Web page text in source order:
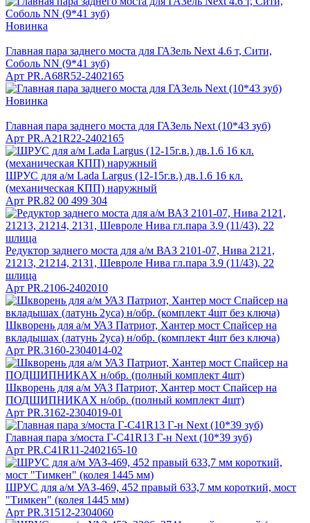
Новинка
Главная пара заднего моста для ГАЗель Next 4.6 т, Сити,
Соболь NN (9*41 зуб)
Арт PR.А68R52-2402165
Новинка
Главная пара заднего моста для ГАЗель Next (10*43 зуб)
Арт PR.А21R22-2402165
ШРУС для а/м Lada Largus (12-15г.в.) дв.1.6 16 кл.
(механическая КПП) наружный
Арт PR.82 00 499 304
Редуктор заднего моста для а/м ВАЗ 2101-07, Нива 2121,
21213, 21214, 2131, Шевроле Нива гл.пара 3.9 (11/43), 22
шлица
Арт PR.2106-2402010
Шкворень для а/м УАЗ Патриот, Хантер мост Спайсер на
вкладышах (латунь 2уса) н/обр. (комплект 4шт без ключа)
Арт PR.3160-2304014-02
Шкворень для а/м УАЗ Патриот, Хантер мост Спайсер на
ПОДШИПНИКАХ н/обр. (полный комплект 4шт)
Арт PR.3162-2304019-01
Главная пара з/моста Г-С41R13 Г-н Next (10*39 зуб)
Арт PR.C41R11-2402165-10
ШРУС для а/м УАЗ-469, 452 правый 633,7 мм короткий, мост
"Тимкен" (колея 1445 мм)
Арт PR.31512-2304060